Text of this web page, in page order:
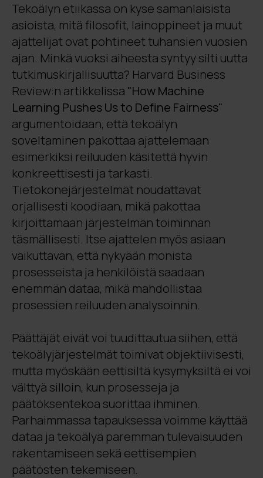
Tekoälyn etiikassa on kyse samanlaisista
asioista, mitä filosofit, lainoppineet ja muut
ajattelijat ovat pohtineet tuhansien vuosien
ajan. Minkä vuoksi aiheesta syntyy silti uutta
tutkimuskirjallisuutta? Harvard Business
Review:n artikkelissa "How Machine
Learning Pushes Us to Define Fairness"
argumentoidaan, että tekoälyn
soveltaminen pakottaa ajattelemaan
esimerkiksi reiluuden käsitettä hyvin
konkreettisesti ja tarkasti.
Tietokonejärjestelmät noudattavat
orjallisesti koodiaan, mikä pakottaa
kirjoittamaan järjestelmän toiminnan
täsmällisesti. Itse ajattelen myös asiaan
vaikuttavan, että nykyään monista
prosesseista ja henkilöistä saadaan
enemmän dataa, mikä mahdollistaa
prosessien reiluuden analysoinnin.
Päättäjät eivät voi tuudittautua siihen, että
tekoälyjärjestelmät toimivat objektiivisesti,
mutta myöskään eettisiltä kysymyksiltä ei voi
välttyä silloin, kun prosesseja ja
päätöksentekoa suorittaa ihminen.
Parhaimmassa tapauksessa voimme käyttää
dataa ja tekoälyä paremman tulevaisuuden
rakentamiseen sekä eettisempien
päätösten tekemiseen.